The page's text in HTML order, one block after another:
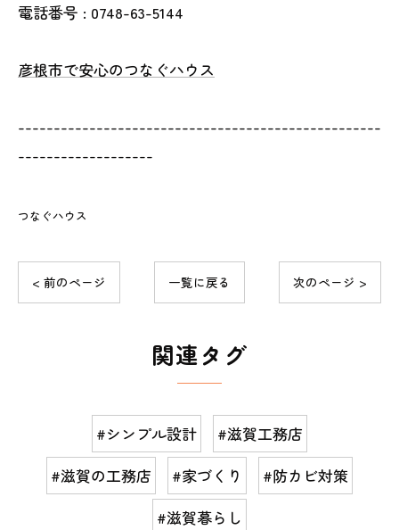
電話番号 : 0748-63-5144
彦根市で安心のつなぐハウス
---------------------------------------------------
-------------------
つなぐハウス
< 前のページ 一覧に戻る 次のページ >
関連タグ
#シンプル設計
#滋賀工務店
#滋賀の工務店
#家づくり
#防カビ対策
#滋賀暮らし